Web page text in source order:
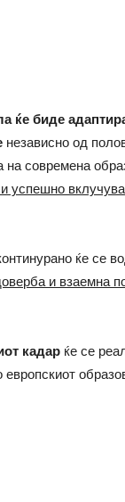
ќе биде
независно од
современа
и успешно
ќе се
и взаемна
кадар ќе се